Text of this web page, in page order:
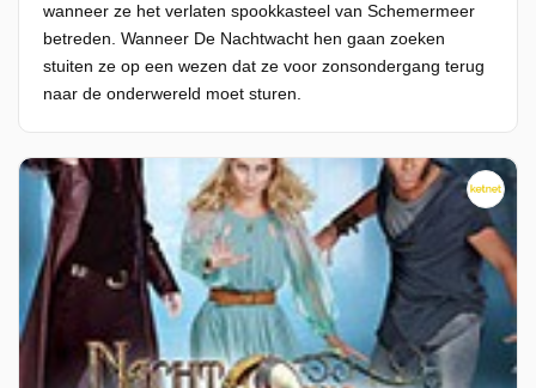
wanneer ze het verlaten spookkasteel van Schemermeer
betreden. Wanneer De Nachtwacht hen gaan zoeken
stuiten ze op een wezen dat ze voor zonsondergang terug
naar de onderwereld moet sturen.